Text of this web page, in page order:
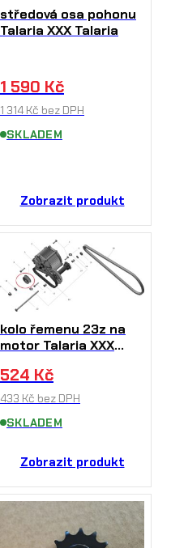
středová osa pohonu
Talaria XXX Talaria
1 590 Kč
1 314 Kč bez DPH
SKLADEM
Zobrazit produkt
kolo řemenu 23z na
motor Talaria XXX
524 Kč
433 Kč bez DPH
SKLADEM
Zobrazit produkt